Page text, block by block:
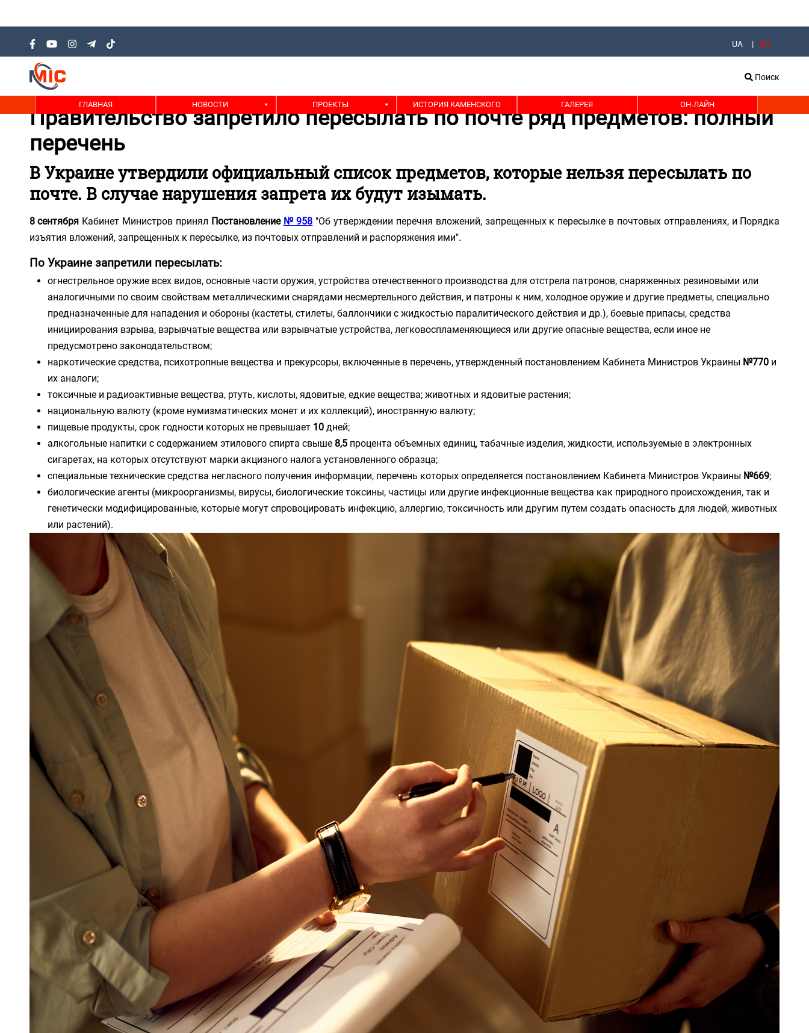
Поиск
Правительство запретило пересылать по почте ряд предметов: полный
перечень
В Украине утвердили официальный список предметов, которые нельзя пересылать по
почте. В случае нарушения запрета их будут изымать.
8сентября Кабинет Министров принял Постановление № 958 "Об утверждении перечня вложений, запрещенных к пересылке в почтовых отправлениях, и Порядка
изъятия вложений, запрещенных к пересылке, из почтовых отправлений и распоряжения ими".
По Украине запретили пересылать:
огнестрельное оружие всех видов, основные части оружия, устройства отечественного производства для отстрела патронов, снаряженных резиновыми или
аналогичными по своим свойствам металлическими снарядами несмертельного действия, и патроны к ним, холодное оружие и другие предметы, специально
предназначенные для нападения и обороны (кастеты, стилеты, баллончики с жидкостью паралитического действия и др.), боевые припасы, средства
инициирования взрыва, взрывчатые вещества или взрывчатые устройства, легковоспламеняющиеся или другие опасные вещества, если иное не
предусмотрено законодательством;
наркотические средства, психотропные вещества и прекурсоры, включенные в перечень, утвержденный постановлением Кабинета Министров Украины №770и
их аналоги;
токсичные и радиоактивные вещества, ртуть, кислоты, ядовитые, едкие вещества; животных и ядовитые растения;
национальную валюту (кроме нумизматических монет и их коллекций), иностранную валюту;
пищевые продукты, срок годности которых не превышает 10дней;
алкогольные напитки с содержанием этилового спирта свыше 8,5процента объемных единиц, табачные изделия, жидкости, используемые в электронных
сигаретах, на которых отсутствуют марки акцизного налога установленного образца;
специальные технические средства негласного получения информации, перечень которых определяется постановлением Кабинета Министров Украины №669;
биологические агенты (микроорганизмы, вирусы, биологические токсины, частицы или другие инфекционные вещества как природного происхождения, так и
генетически модифицированные, которые могут спровоцировать инфекцию, аллергию, токсичность или другим путем создать опасность для людей, животных
или растений).